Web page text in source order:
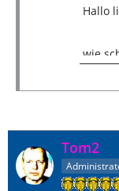
Hallo
wie
meine
Ich
mit
Tom2